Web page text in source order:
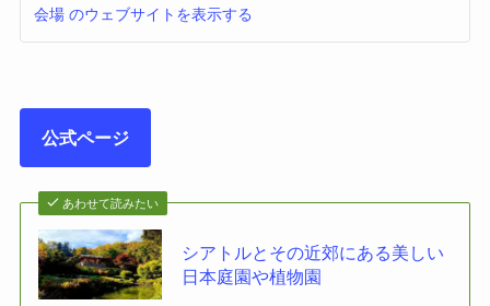
会場 のウェブサイトを表示する
公式ページ
あわせて読みたい
シアトルとその近郊にある美しい
日本庭園や植物園